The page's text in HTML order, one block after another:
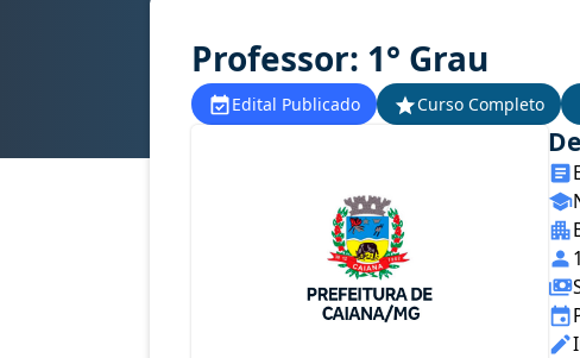
Professor: 1° Grau
Edital Publicado Curso Completo